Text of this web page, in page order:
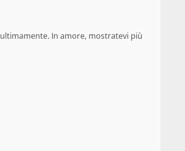
ultimamente. In amore, mostratevi più